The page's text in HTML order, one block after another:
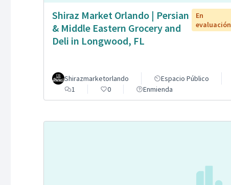
Shiraz Market Orlando | Persian
& Middle Eastern Grocery and
Deli in Longwood, FL
En
evaluación
Shirazmarketorlando
Espacio Público
1
0 Enmienda